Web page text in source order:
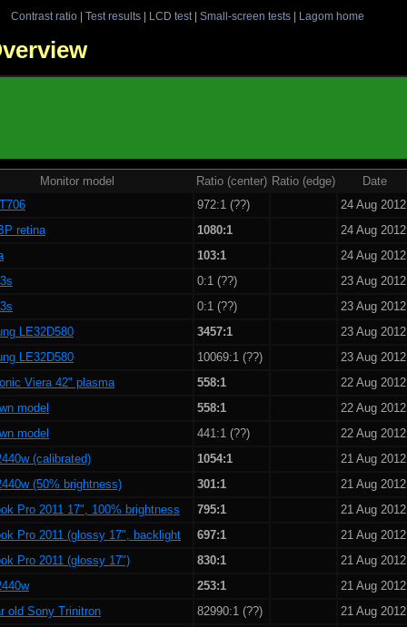
Contrast ratio| Test results| LCD test| Small-screen tests| Lagom home
Monitor model Ratio (center) Ratio (edge)
Date
972:1 (??)
24 Aug 2012
retina
1080:1
24 Aug 2012
103:1
24 Aug 2012
0:1 (??)
23 Aug 2012
0:1 (??)
23 Aug 2012
LE32D580
3457:1
23 Aug 2012
LE32D580
10069:1 (??)
23 Aug 2012
Viera 42" plasma
558:1
22 Aug 2012
model
558:1
22 Aug 2012
model
441:1 (??)
22 Aug 2012
(calibrated)
1054:1
21 Aug 2012
(50% brightness)
301:1
21 Aug 2012
Pro 2011 17", 100% brightness
795:1
21 Aug 2012
Pro 2011 (glossy 17", backlight
697:1
21 Aug 2012
Pro 2011 (glossy 17")
830:1
21 Aug 2012
253:1
21 Aug 2012
old Sony Trinitron
82990:1 (??)
21 Aug 2012